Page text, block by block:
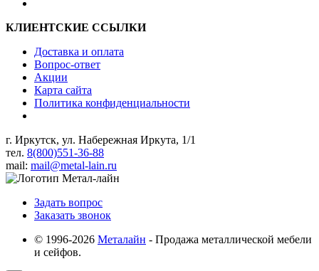
КЛИЕНТСКИЕ ССЫЛКИ
Доставка и оплата
Вопрос-ответ
Акции
Карта сайта
Политика конфиденциальности
г. Иркутск, ул. Набережная Иркута, 1/1
тел. 8(800)551-36-88
mail: mail@metal-lain.ru
Задать вопрос
Заказать звонок
© 1996-2026 Металайн - Продажа металлической мебели
и сейфов.